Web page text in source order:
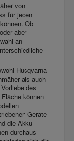
von
für jeden
Ob
aber
an
Husqvarna
als auch
des
können
Geräte
die Akku-
durchaus